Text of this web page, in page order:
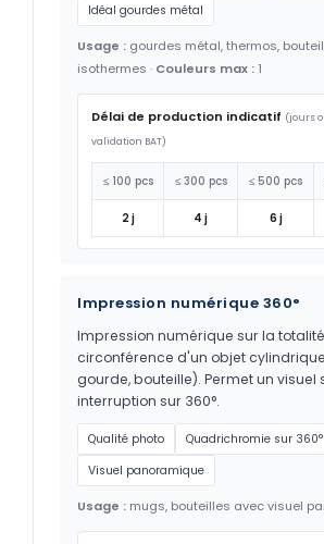
Idéal gourdes métal
Usage : gourdes métal, thermos,
isothermes · Couleurs max : 1
Délai de production indicatif (jours
validation BAT)
≤ 100 pcs ≤ 300 pcs ≤ 500 pcs
2 j 4 j 6 j
Impression numérique 360°
Impression numérique sur la
circonférence d'un objet
gourde, bouteille). Permet un visuel
interruption sur 360°.
Qualité photo
Quadrichromie sur 360°
Visuel panoramique
Usage : mugs, bouteilles avec visuel